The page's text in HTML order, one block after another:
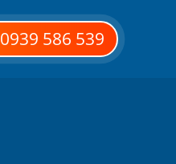
0939 586 539